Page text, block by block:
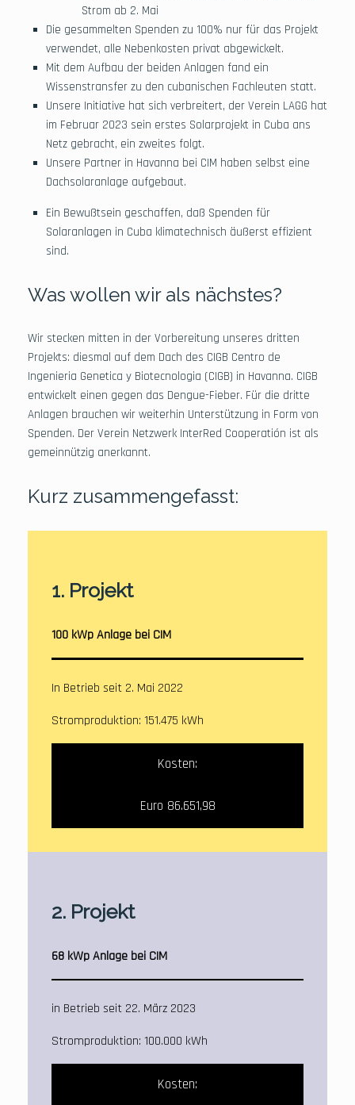
Strom ab 2. Mai
Die gesammelten Spenden zu 100% nur für das Projekt
verwendet, alle Nebenkosten privat abgewickelt.
Mit dem Aufbau der beiden Anlagen fand ein
Wissenstransfer zu den cubanischen Fachleuten statt.
Unsere Initiative hat sich verbreitert, der Verein LAGG hat
im Februar 2023 sein erstes Solarprojekt in Cuba ans
Netz gebracht, ein zweites folgt.
Unsere Partner in Havanna bei CIM haben selbst eine
Dachsolaranlage aufgebaut.
Ein Bewußtsein geschaffen, daß Spenden für
Solaranlagen in Cuba klimatechnisch äußerst effizient
sind.
Was wollen wir als nächstes?
Wir stecken mitten in der Vorbereitung unseres dritten
Projekts: diesmal auf dem Dach des CIGB Centro de
Ingenieria Genetica y Biotecnologia (CIGB) in Havanna. CIGB
entwickelt einen gegen das Dengue-Fieber. Für die dritte
Anlagen brauchen wir weiterhin Unterstützung in Form von
Spenden. Der Verein Netzwerk InterRed Cooperatión ist als
gemeinnützig anerkannt.
Kurz zusammengefasst:
1. Projekt
100 kWp Anlage bei CIM
In Betrieb seit 2. Mai 2022
Stromproduktion: 151.475 kWh
Kosten:
Euro 86.651,98
2. Projekt
68 kWp Anlage bei CIM
in Betrieb seit 22. März 2023
Stromproduktion: 100.000 kWh
Kosten: